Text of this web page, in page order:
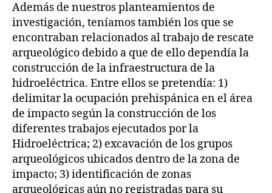
Además de nuestros planteamientos de
investigación, teníamos también los que se
encontraban relacionados al trabajo de rescate
arqueológico debido a que de ello dependía la
construcción de la infraestructura de la
hidroeléctrica. Entre ellos se pretendía: 1)
delimitar la ocupación prehispánica en el área
de impacto según la construcción de los
diferentes trabajos ejecutados por la
Hidroeléctrica; 2) excavación de los grupos
arqueológicos ubicados dentro de la zona de
impacto; 3) identificación de zonas
arqueológicas aún no registradas para su